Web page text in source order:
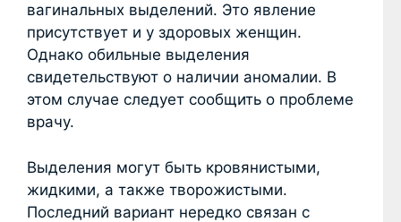
вагинальных выделений. Это явление
присутствует и у здоровых женщин.
Однако обильные выделения
свидетельствуют о наличии аномалии. В
этом случае следует сообщить о проблеме
врачу.
Выделения могут быть кровянистыми,
жидкими, а также творожистыми.
Последний вариант нередко связан с